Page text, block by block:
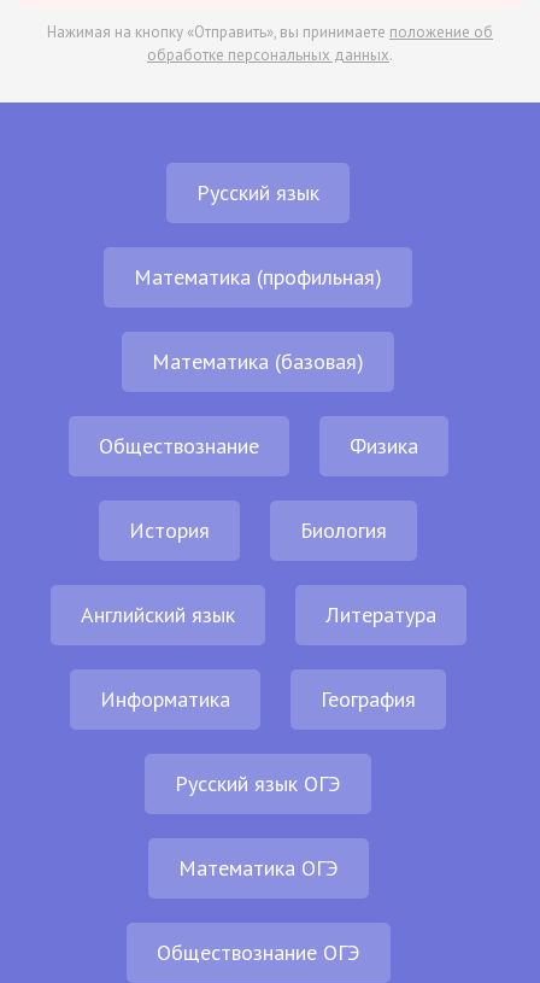
Нажимая на кнопку «Отправить», вы принимаете положение об
обработке персональных данных.
Русский язык
Математика (профильная)
Математика (базовая)
Обществознание Физика
История Биология
Английский язык Литература
Информатика География
Русский язык ОГЭ
Математика ОГЭ
Обществознание ОГЭ